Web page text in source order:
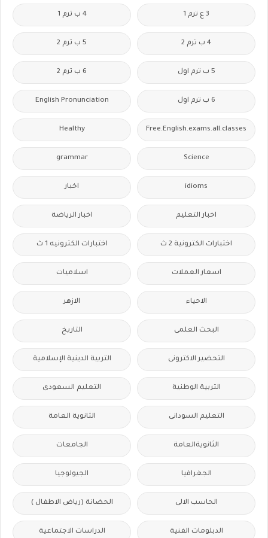
3 ع ترم 1 4 ب ترم 1
4 ب ترم 2 5 ب ترم 2
5 ب ترم اول 6 ب ترم 2
6 ب ترم اول English Pronunciation
Free.English.exams.all.classes
Healthy
Science
grammar
idioms اخبار
اخبار التعليم اخبار الرياضة
اختبارات الكترونية 2 ث اختبارات الكترونيه 1 ث
اسعار العملات اسلاميات
الاحياء الازهر
البحث العلمى التاريخ
التحضير الاكترونى التربية الدينية الإسلامية
التربية الوطنية التعليم السعودى
التعليم السودانى الثانوية العامة
الثانويةالعامة الجامعات
الجغرافيا الجيولوجيا
الحاسب الالى الحضانة (رياض الاطفال )
الدبلومات الفنية الدراسات الاجتماعية